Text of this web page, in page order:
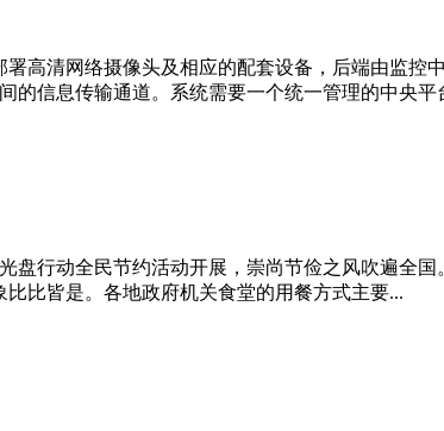
高清网络摄像头及相应的配套设备，后端由监控
信息传输通道。系统需要一个统一管理的中央
盘行动全民节约活动开展，崇尚节俭之风吹遍全
比皆是。各地政府机关食堂的用餐方式主要...